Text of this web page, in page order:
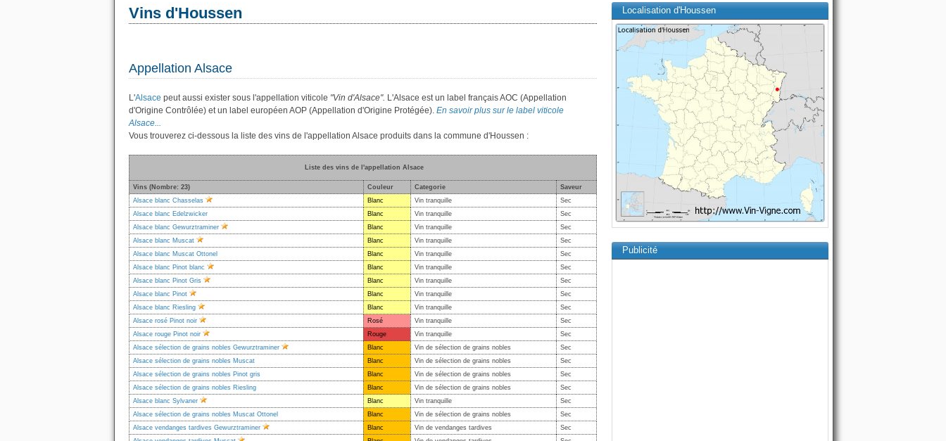
Vins d'Houssen
Appellation Alsace
L'Alsace peut aussi exister sous l'appellation viticole "Vin d'Alsace". L'Alsace est un label français AOC (Appellation
d'Origine Contrôlée) et un label européen AOP (Appellation d'Origine Protégée). En savoir plus sur le label viticole
Alsace...
Vous trouverez ci-dessous la liste des vins de l'appellation Alsace produits dans la commune d'Houssen :
Liste des vins de l'appellation Alsace
Vins (Nombre: 23) Couleur Categorie
Saveur
Alsace blanc Chasselas
Blanc Vin tranquille
Sec
Alsace blanc Edelzwicker
Blanc Vin tranquille
Sec
Alsace blanc Gewurztraminer
Blanc Vin tranquille
Sec
Alsace blanc Muscat
Blanc Vin tranquille
Sec
Alsace blanc Muscat Ottonel
Blanc Vin tranquille
Sec
Alsace blanc Pinot blanc
Blanc Vin tranquille
Sec
Alsace blanc Pinot Gris
Blanc Vin tranquille
Sec
Alsace blanc Pinot
Blanc Vin tranquille
Sec
Alsace blanc Riesling
Blanc Vin tranquille
Sec
Alsace rosé Pinot noir
Rosé Vin tranquille
Sec
Alsace rouge Pinot noir
Rouge Vin tranquille
Sec
Alsace sélection de grains nobles Gewurztraminer
Blanc Vin de sélection de grains nobles
Sec
Alsace sélection de grains nobles Muscat
Blanc Vin de sélection de grains nobles
Sec
Alsace sélection de grains nobles Pinot gris
Blanc Vin de sélection de grains nobles
Sec
Alsace sélection de grains nobles Riesling
Blanc Vin de sélection de grains nobles
Sec
Alsace blanc Sylvaner
Blanc Vin tranquille
Sec
Alsace sélection de grains nobles Muscat Ottonel
Blanc Vin de sélection de grains nobles
Sec
Alsace vendanges tardives Gewurztraminer
Blanc Vin de vendanges tardives
Sec
Localisation d'Houssen
Publicité